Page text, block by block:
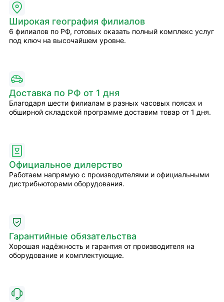
Широкая география филиалов
6 филиалов по РФ, готовых оказать полный комплекс услуг
под ключ на высочайшем уровне.
Доставка по РФ от 1 дня
Благодаря шести филиалам в разных часовых поясах и
обширной складской программе доставим товар от 1 дня.
Официальное дилерство
Работаем напрямую с производителями и официальными
дистрибьюторами оборудования.
Гарантийные обязательства
Хорошая надёжность и гарантия от производителя на
оборудование и комплектующие.